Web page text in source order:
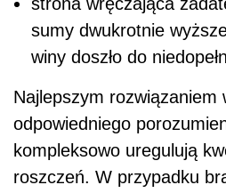
sumy dwukrotnie
winy doszło do
Najlepszym rozwiązaniem
odpowiedniego
kompleksowo uregulują
roszczeń. W przypadku